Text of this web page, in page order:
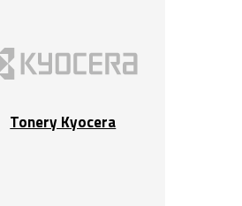
Tonery Kyocera